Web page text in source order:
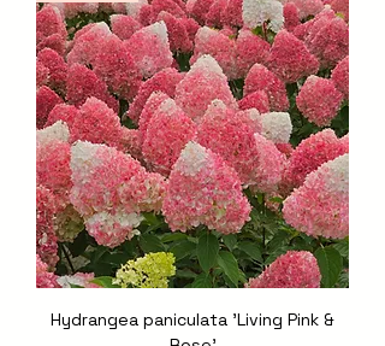
Hydrangea paniculata 'Living Pink &